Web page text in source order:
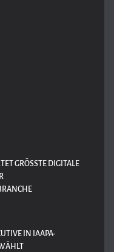
GRÖSSTE DIGITALE A
IN IAAPA-